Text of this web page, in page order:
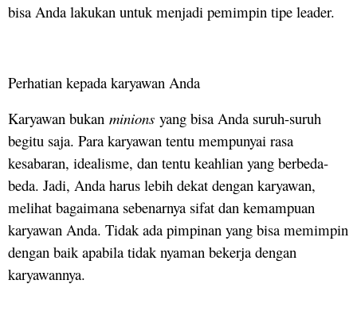
bisa Anda lakukan untuk menjadi pemimpin tipe leader.
Perhatian kepada karyawan Anda
Karyawan bukan minions yang bisa Anda suruh-suruh
begitu saja. Para karyawan tentu mempunyai rasa
kesabaran, idealisme, dan tentu keahlian yang berbeda-
beda. Jadi, Anda harus lebih dekat dengan karyawan,
melihat bagaimana sebenarnya sifat dan kemampuan
karyawan Anda. Tidak ada pimpinan yang bisa memimpin
dengan baik apabila tidak nyaman bekerja dengan
karyawannya.